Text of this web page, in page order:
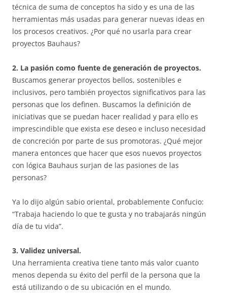
técnica de suma de conceptos ha sido y es una de las
herramientas más usadas para generar nuevas ideas en
los procesos creativos. ¿Por qué no usarla para crear
proyectos Bauhaus?
2. La pasión como fuente de generación de proyectos.
Buscamos generar proyectos bellos, sostenibles e
inclusivos, pero también proyectos significativos para las
personas que los definen. Buscamos la definición de
iniciativas que se puedan hacer realidad y para ello es
imprescindible que exista ese deseo e incluso necesidad
de concreción por parte de sus promotoras. ¿Qué mejor
manera entonces que hacer que esos nuevos proyectos
con lógica Bauhaus surjan de las pasiones de las
personas?
Ya lo dijo algún sabio oriental, probablemente Confucio:
“Trabaja haciendo lo que te gusta y no trabajarás ningún
día de tu vida”.
3. Validez universal.
Una herramienta creativa tiene tanto más valor cuanto
menos dependa su éxito del perfil de la persona que la
está utilizando o de su ubicación en el mundo.